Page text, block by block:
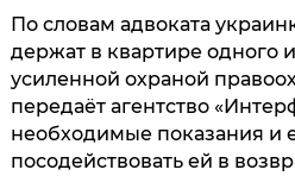
По словам адвоката
держат в квартире одного
усиленной охраной
передаёт агентство
необходимые показания и
посодействовать ей в